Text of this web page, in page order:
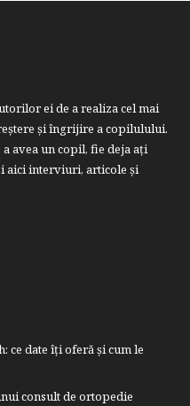
ei de a realiza cel mai
şi îngrijire a copilulului.
avea un copil, fie deja aţi
aici interviuri, articole şi
ce date îți oferă și cum le
consult de ortopedie